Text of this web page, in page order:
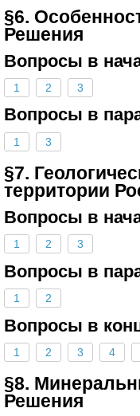
§6.
Решения
Вопросы в
1 2 3
Вопросы в
1 3
§7.
территории
Вопросы в
1 2 3
Вопросы в
1 2
Вопросы в
1 2 3 4
§8.
Решения